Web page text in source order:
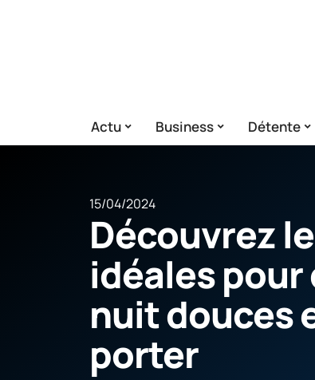
Actu Business Détente
15/04/2024
Découvrez
idéales pour
nuit douces
porter